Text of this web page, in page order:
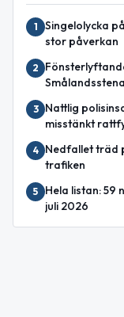
1
Singelolycka
stor påverkan
2
3
Nattlig
misstänkt
4
Nedfallet träd
trafiken
5
Hela listan:
juli 2026